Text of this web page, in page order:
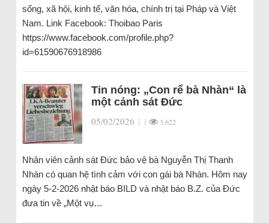
sống, xã hội, kinh tế, văn hóa, chính trị tại Pháp và Việt
Nam. Link Facebook: Thoibao Paris
https://www.facebook.com/profile.php?
id=61590676918986
Tin nóng: „Con rể bà Nhàn“ là
một cảnh sát Đức
05/02/2026 | | 3.622
Nhân viên cảnh sát Đức bảo vệ bà Nguyễn Thị Thanh
Nhàn có quan hệ tình cảm với con gái bà Nhàn. Hôm nay
ngày 5-2-2026 nhật báo BILD và nhật báo B.Z. của Đức
đưa tin về „Một vụ…